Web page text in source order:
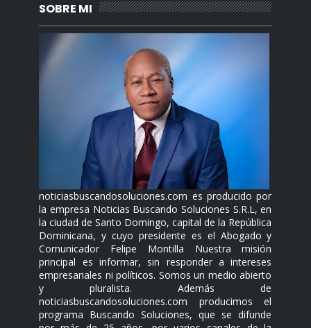
SOBRE MI
noticiasbuscandosoluciones.com es producido por
la empresa Noticias Buscando Soluciones S.R.L, en
la ciudad de Santo Domingo, capital de la República
Dominicana, y cuyo presidente es el Abogado y
Comunicador Felipe Montilla Nuestra misión
principal es informar, sin responder a intereses
empresariales ni políticos. Somos un medio abierto
y pluralista. Además de
noticiasbuscandosoluciones.com producimos el
programa Buscando Soluciones, que se difunde